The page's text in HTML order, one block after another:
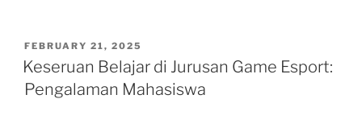
POSTED
ON
FEBRUARY 21, 2025
Keseruan Belajar di Jurusan Game Esport:
Pengalaman Mahasiswa